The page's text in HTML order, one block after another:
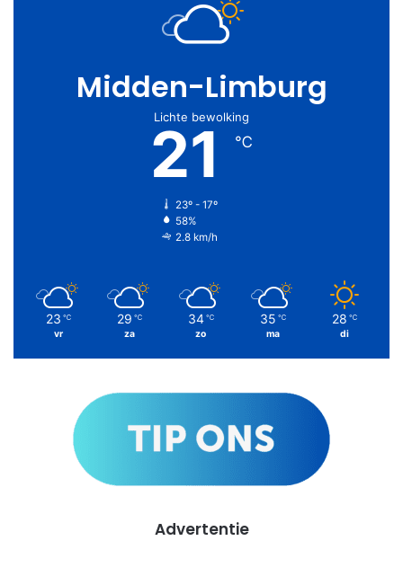
Midden-Limburg
Lichte bewolking
21 ℃
23º - 17º
58%
2.8 km/h
23 ℃
vr
29 ℃
za
34 ℃
zo
35 ℃
ma
28 ℃
di
Advertentie